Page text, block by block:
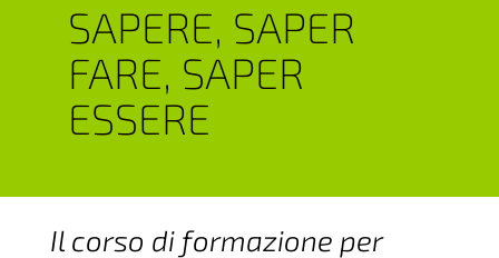
SAPERE, SAPER
FARE, SAPER
ESSERE
Il corso di formazione per